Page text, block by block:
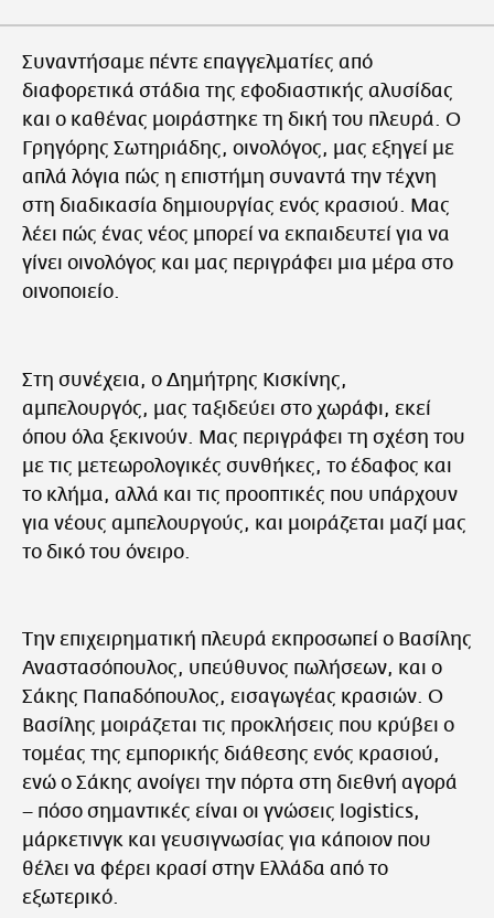
Συναντήσαμε πέντε επαγγελματίες από
διαφορετικά στάδια της εφοδιαστικής αλυσίδας
και ο καθένας μοιράστηκε τη δική του πλευρά. Ο
Γρηγόρης Σωτηριάδης, οινολόγος, μας εξηγεί με
απλά λόγια πώς η επιστήμη συναντά την τέχνη
στη διαδικασία δημιουργίας ενός κρασιού. Μας
λέει πώς ένας νέος μπορεί να εκπαιδευτεί για να
γίνει οινολόγος και μας περιγράφει μια μέρα στο
οινοποιείο.
Στη συνέχεια, ο Δημήτρης Κισκίνης,
αμπελουργός, μας ταξιδεύει στο χωράφι, εκεί
όπου όλα ξεκινούν. Μας περιγράφει τη σχέση του
με τις μετεωρολογικές συνθήκες, το έδαφος και
το κλήμα, αλλά και τις προοπτικές που υπάρχουν
για νέους αμπελουργούς, και μοιράζεται μαζί μας
το δικό του όνειρο.
Την επιχειρηματική πλευρά εκπροσωπεί ο Βασίλης
Αναστασόπουλος, υπεύθυνος πωλήσεων, και ο
Σάκης Παπαδόπουλος, εισαγωγέας κρασιών. Ο
Βασίλης μοιράζεται τις προκλήσεις που κρύβει ο
τομέας της εμπορικής διάθεσης ενός κρασιού,
ενώ ο Σάκης ανοίγει την πόρτα στη διεθνή αγορά
– πόσο σημαντικές είναι οι γνώσεις logistics,
μάρκετινγκ και γευσιγνωσίας για κάποιον που
θέλει να φέρει κρασί στην Ελλάδα από το
εξωτερικό.